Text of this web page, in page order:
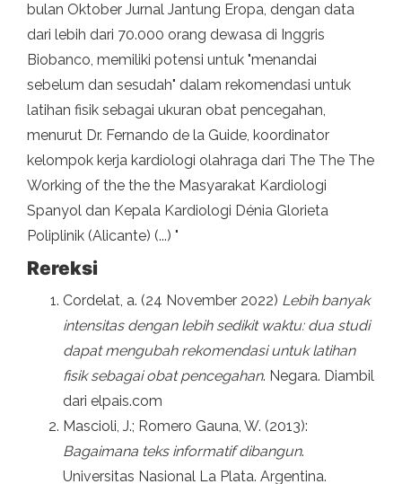
bulan Oktober Jurnal Jantung Eropa, dengan data
dari lebih dari 70.000 orang dewasa di Inggris
Biobanco, memiliki potensi untuk "menandai
sebelum dan sesudah" dalam rekomendasi untuk
latihan fisik sebagai ukuran obat pencegahan,
menurut Dr. Fernando de la Guide, koordinator
kelompok kerja kardiologi olahraga dari The The The
Working of the the the Masyarakat Kardiologi
Spanyol dan Kepala Kardiologi Dénia Glorieta
Poliplinik (Alicante) (...) "
Rereksi
Cordelat, a. (24 November 2022) Lebih banyak
intensitas dengan lebih sedikit waktu: dua studi
dapat mengubah rekomendasi untuk latihan
fisik sebagai obat pencegahan. Negara. Diambil
dari elpais.com
Mascioli, J.; Romero Gauna, W. (2013):
Bagaimana teks informatif dibangun.
Universitas Nasional La Plata. Argentina.